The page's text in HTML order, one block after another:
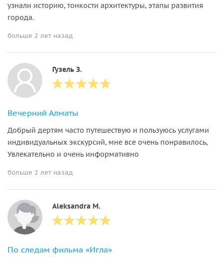
узнали историю, тонкости архитектуры, этапы развития
города.
больше 2 лет назад
Гузель З.
Вечерний Алматы
Добрый дертям часто путешествую и пользуюсь услугами
индивидуальных экскурсий, мне все очень понравилось,
Увлекательно и очень информативно
больше 2 лет назад
Aleksandra M.
По следам фильма «Игла»